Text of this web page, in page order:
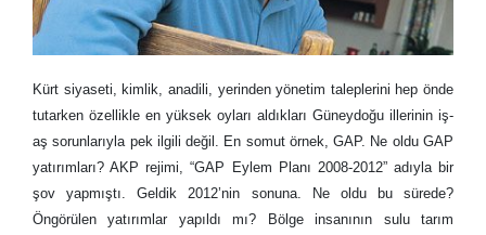
Kürt siyaseti, kimlik, anadili, yerinden yönetim taleplerini hep önde
tutarken özellikle en yüksek oyları aldıkları Güneydoğu illerinin iş-
aş sorunlarıyla pek ilgili değil. En somut örnek, GAP. Ne oldu GAP
yatırımları? AKP rejimi, “GAP Eylem Planı 2008-2012” adıyla bir
şov yapmıştı. Geldik 2012’nin sonuna. Ne oldu bu sürede?
Öngörülen yatırımlar yapıldı mı? Bölge insanının sulu tarım